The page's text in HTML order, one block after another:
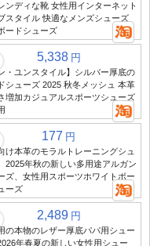
ンディな靴 女性用インターネット
スタイル 快適なメンズシューズ
ードシューズ
5,338 円
・ユンスタイル】シルバー厚底の
シューズ 2025 秋冬メッシュ 本革
増加カジュアルスポーツシューズ
177 円
け本革のモラルトレーニングシュ
2025年秋の新しい多用途アルガン
ズ、女性用スポーツホワイトボー
ーズ
2,489 円
の本物のレザー厚底パパ用シュー
年春夏の新しい女性用シュー